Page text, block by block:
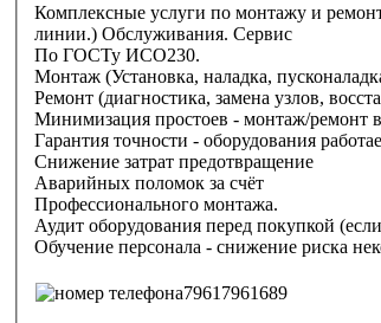
Комплексные услуги по монтажу и
линии.) Обслуживания. Сервис
По ГОСТу ИСО230.
Монтаж (Установка, наладка,
Ремонт (диагностика, замена узлов,
Минимизация простоев - монтаж/ремонт
Гарантия точности - оборудования
Снижение затрат предотвращение
Аварийных поломок за счёт
Профессионального монтажа.
Аудит оборудования перед покупкой
Обучение персонала - снижение риска
79617961689